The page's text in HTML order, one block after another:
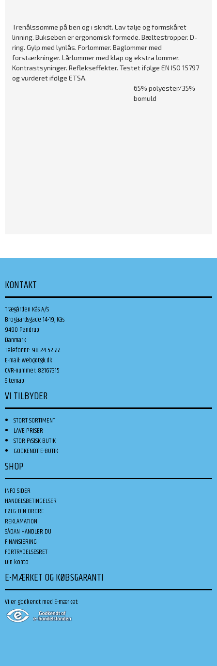
Trenålssømme på ben og i skridt. Lav talje og formskåret
linning. Bukseben er ergonomisk formede. Bæltestropper. D-
ring. Gylp med lynlås. Forlommer. Baglommer med
forstærkninger. Lårlommer med klap og ekstra lommer.
Kontrastsyninger. Reflekseffekter. Testet ifølge EN ISO 15797
og vurderet ifølge ETSA.
65% polyester/35%
bomuld
KONTAKT
Trægården Kås A/S
Brogaardsgade 14-19, Kås
9490 Pandrup
Danmark
Telefonnr.: 98 24 52 22
E-mail:web@tgk.dk
CVR-nummer: 82167315
Sitemap
VI TILBYDER
STORT SORTIMENT
LAVE PRISER
STOR FYSISK BUTIK
GODKENDT E-BUTIK
SHOP
INFO SIDER
HANDELSBETINGELSER
FØLG DIN ORDRE
REKLAMATION
SÅDAN HANDLER DU
FINANSIERING
FORTRYDELSESRET
Din konto
E-MÆRKET OG KØBSGARANTI
Vi er godkendt med E-mærket: